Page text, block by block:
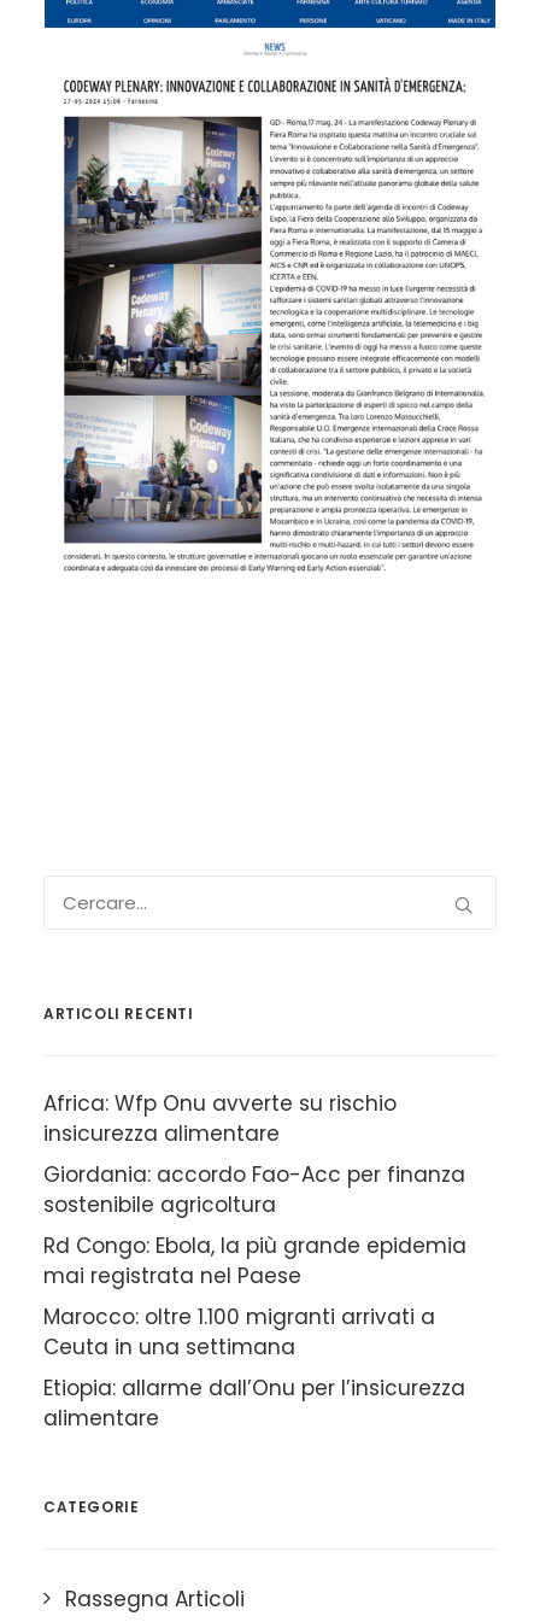
ARTICOLI RECENTI
Africa: Wfp Onu avverte su rischio
insicurezza alimentare
Giordania: accordo Fao-Acc per finanza
sostenibile agricoltura
Rd Congo: Ebola, la più grande epidemia
mai registrata nel Paese
Marocco: oltre 1.100 migranti arrivati a
Ceuta in una settimana
Etiopia: allarme dall’Onu per l’insicurezza
alimentare
CATEGORIE
Rassegna Articoli